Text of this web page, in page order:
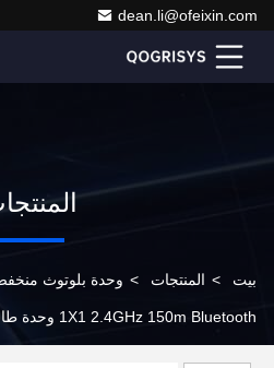
dean.li@ofeixin.com
بيت > المنتجات > وحدة بلوتوث
1X1 2.4GHz 150m Bluetooth وحدة طاقة منخفضة